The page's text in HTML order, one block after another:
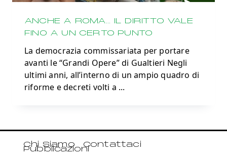
ANCHE A ROMA… IL DIRITTO VALE
FINO A UN CERTO PUNTO
La democrazia commissariata per portare
avanti le “Grandi Opere” di Gualtieri Negli
ultimi anni, all’interno di un ampio quadro di
riforme e decreti volti a ...
Chi Siamo Contattaci
Pubblicazioni